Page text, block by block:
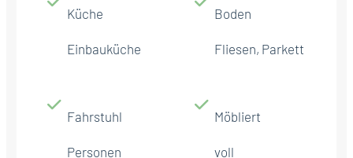
Küche
Einbauküche
Boden
Fliesen, Parkett
Fahrstuhl
Personen
Möbliert
voll